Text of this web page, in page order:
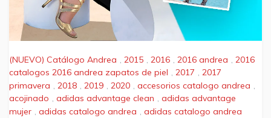
(NUEVO) Catálogo Andrea , 2015 , 2016 , 2016 andrea , 2016
catalogos 2016 andrea zapatos de piel , 2017 , 2017
primavera , 2018 , 2019 , 2020 , accesorios catalogo andrea ,
acojinado , adidas advantage clean , adidas advantage
mujer , adidas catalogo andrea , adidas catalogo andrea